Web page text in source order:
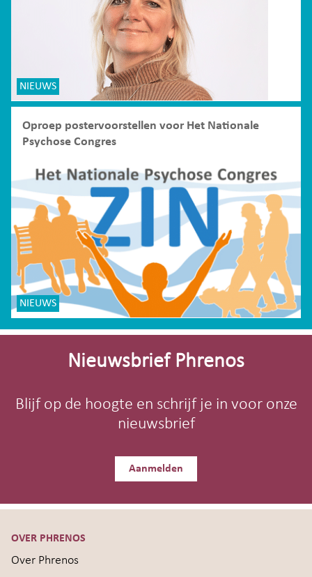
NIEUWS
Oproep postervoorstellen voor Het Nationale
Psychose Congres
NIEUWS
Site-
Nieuwsbrief Phrenos
Blijf op de hoogte en schrijf je in voor onze
nieuwsbrief
Aanmelden
OVER PHRENOS
Over Phrenos